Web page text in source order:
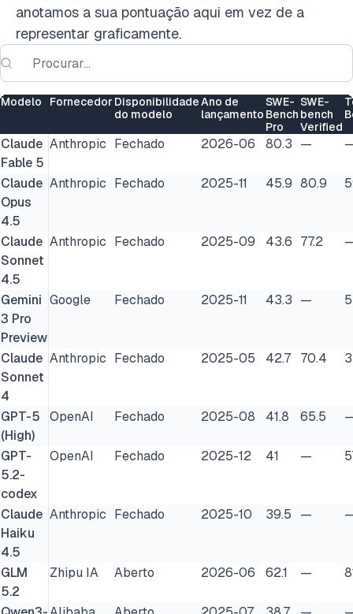
anotamos a sua pontuação aqui em vez de a
representar graficamente.
Modelo Fornecedor Disponibilidade
do modelo
Ano de
lançamento
SWE-
Bench
Pro
SWE-
bench
Verified
Claude
Fable 5
Anthropic Fechado 2026-06 80.3 —
Claude
Opus
4.5
Anthropic Fechado 2025-11 45.9 80.9
Claude
Sonnet
4.5
Anthropic Fechado 2025-09 43.6 77.2
Gemini
3 Pro
Preview
Google Fechado 2025-11 43.3 —
Claude
Sonnet
4
Anthropic Fechado 2025-05 42.7 70.4
GPT-5
(High)
OpenAI Fechado 2025-08 41.8 65.5
GPT-
5.2-
codex
OpenAI Fechado 2025-12 41 —
Claude
Haiku
4.5
Anthropic Fechado 2025-10 39.5 —
GLM
5.2
Zhipu IA Aberto 2026-06 62.1 —